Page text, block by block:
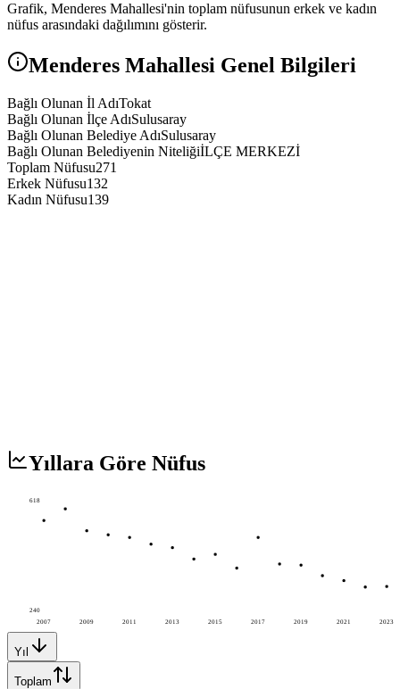
Grafik, Menderes Mahallesi'nin toplam nüfusunun erkek ve kadın
nüfus arasındaki dağılımını gösterir.
Menderes Mahallesi Genel Bilgileri
Bağlı Olunan İl AdıTokat
Bağlı Olunan İlçe AdıSulusaray
Bağlı Olunan Belediye AdıSulusaray
Bağlı Olunan Belediyenin NiteliğiİLÇE MERKEZİ
Toplam Nüfusu271
Erkek Nüfusu132
Kadın Nüfusu139
Yıllara Göre Nüfus
2007 2009 2011 2013 2015 2017 2019 2021 2023
618
240
Yıl
Toplam